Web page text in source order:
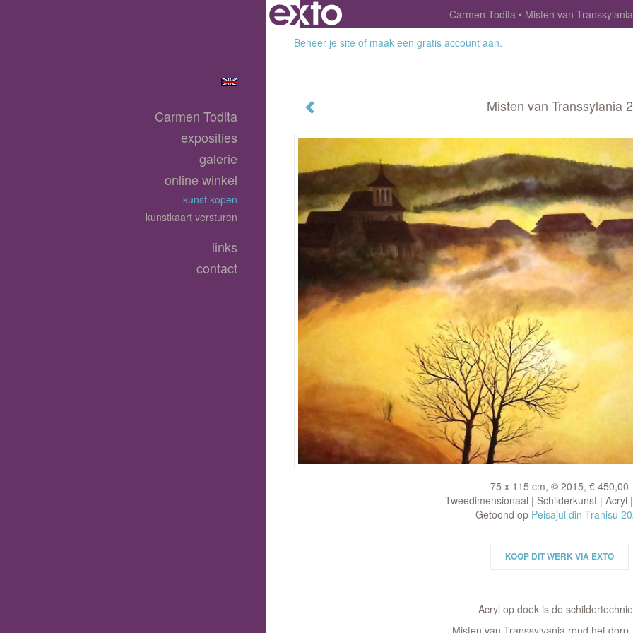
Carmen Todita
Misten van
Beheer je site of maak een gratis account aan.
Misten van Transsylania 2
75 x 115 cm, © 2015, € 450,00
Tweedimensionaal | Schilderkunst | Acryl
Getoond op Peisajul din Tranisu
KOOP DIT WERK VIA EXTO
Acryl op doek is de
Carmen Todita
exposities
galerie
online winkel
kunst kopen
kunstkaart versturen
links
contact